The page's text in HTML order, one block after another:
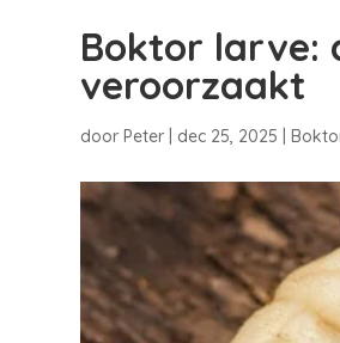
Boktor larve:
veroorzaakt
doorPeter dec 25, 2025 |